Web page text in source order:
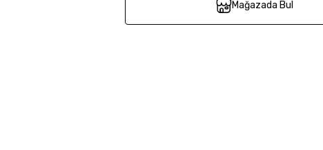
Mağazada Bul